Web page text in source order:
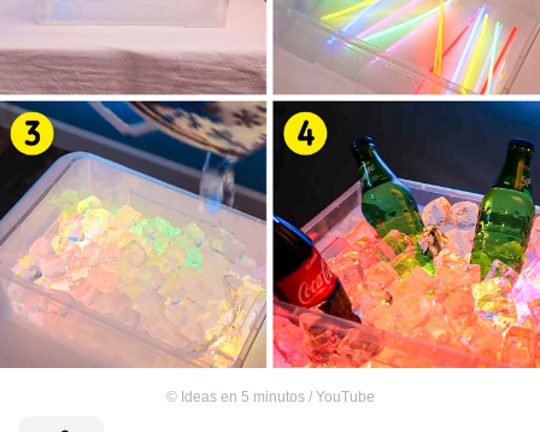
© Ideas en 5 minutos / YouTube